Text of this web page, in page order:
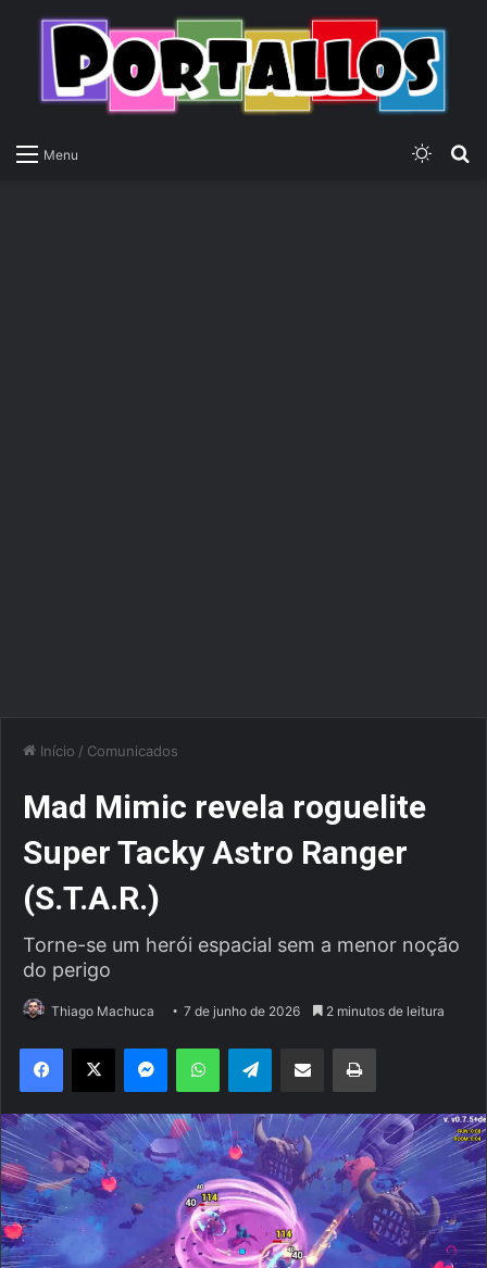
Menu
Início / Comunicados
Mad Mimic revela roguelite
Super Tacky Astro Ranger
(S.T.A.R.)
Torne-se um herói espacial sem a menor noção
do perigo
Thiago Machuca 7 de junho de 2026 2 minutos de leitura